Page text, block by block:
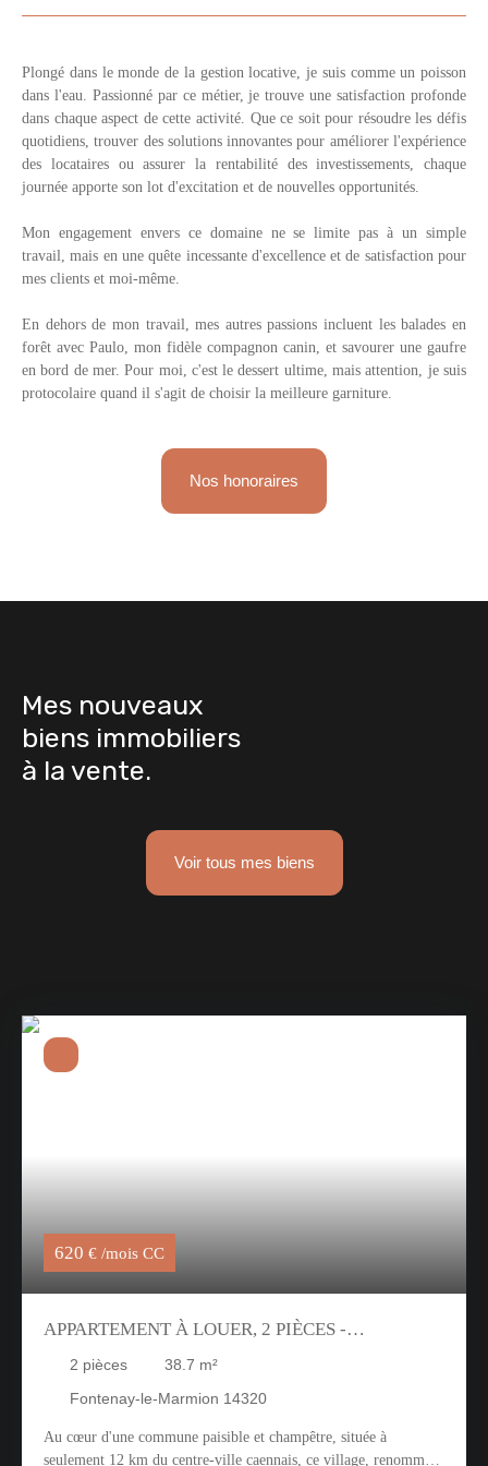
Plongé dans le monde de la gestion locative, je suis comme un poisson
dans l'eau. Passionné par ce métier, je trouve une satisfaction profonde
dans chaque aspect de cette activité. Que ce soit pour résoudre les défis
quotidiens, trouver des solutions innovantes pour améliorer l'expérience
des locataires ou assurer la rentabilité des investissements, chaque
journée apporte son lot d'excitation et de nouvelles opportunités.
Mon engagement envers ce domaine ne se limite pas à un simple
travail, mais en une quête incessante d'excellence et de satisfaction pour
mes clients et moi-même.
En dehors de mon travail, mes autres passions incluent les balades en
forêt avec Paulo, mon fidèle compagnon canin, et savourer une gaufre
en bord de mer. Pour moi, c'est le dessert ultime, mais attention, je suis
protocolaire quand il s'agit de choisir la meilleure garniture.
Nos honoraires
Mes nouveaux
biens immobiliers
à la vente.
Voir tous mes biens
620 € /mois CC
APPARTEMENT À LOUER, 2 PIÈCES -
FONTENAY-LE-MARMION 14320
2 pièces 38.7 m²
Fontenay-le-Marmion 14320
Au cœur d'une commune paisible et champêtre, située à
seulement 12 km du centre-ville caennais, ce village, renommé